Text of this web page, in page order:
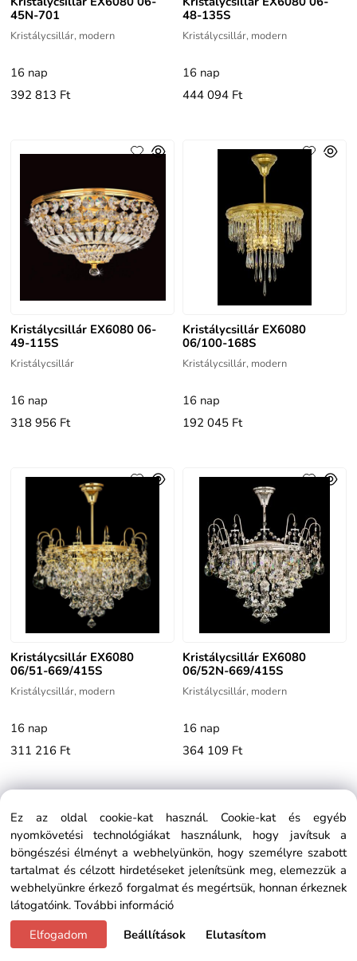
45N-701
Kristálycsillár, modern
16 nap
392 813 Ft
48-135S
Kristálycsillár, modern
16 nap
444 094 Ft
Kristálycsillár EX6080 06-
49-115S
Kristálycsillár
16 nap
318 956 Ft
Kristálycsillár EX6080
06/100-168S
Kristálycsillár, modern
16 nap
192 045 Ft
Kristálycsillár EX6080
06/51-669/415S
Kristálycsillár, modern
16 nap
311 216 Ft
Kristálycsillár EX6080
06/52N-669/415S
Kristálycsillár, modern
16 nap
364 109 Ft
Ez az oldal cookie-kat használ. Cookie-kat és egyéb
nyomkövetési technológiákat használunk, hogy javítsuk a
böngészési élményt a webhelyünkön, hogy személyre szabott
tartalmat és célzott hirdetéseket jelenítsünk meg, elemezzük a
webhelyünkre érkező forgalmat és megértsük, honnan érkeznek
látogatóink. További információ
Elfogadom
Beállítások Elutasítom